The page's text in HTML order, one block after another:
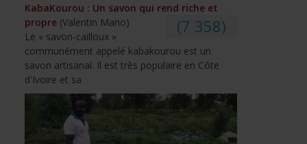
KabaKourou : Un savon qui rend riche et
propre (Valentin Mano) (7 358)
Le « savon-cailloux »
communément appelé kabakourou est un
savon artisanal. Il est très populaire en Côte
d'Ivoire et sa